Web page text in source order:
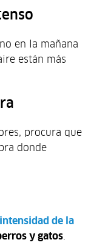
en la mañana
están más
procura que
donde
intensidad de la
y gatos.